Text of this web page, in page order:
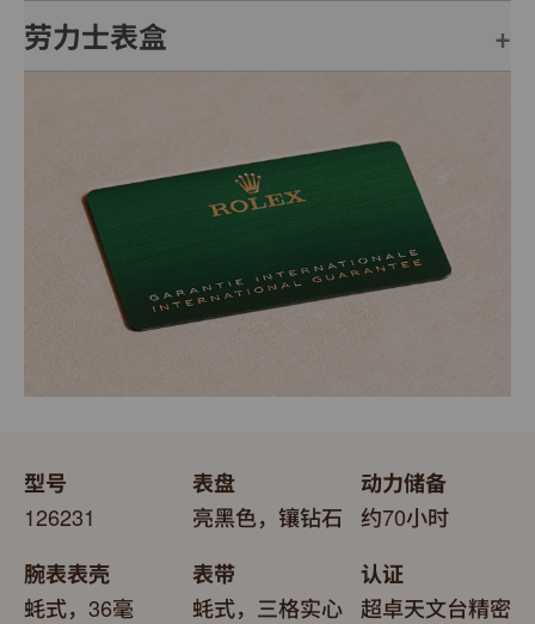
每只劳力士腕表均附有全球五年保用保证，并附上绿色印
劳力士表盒
送礼之用亦非常合适，接收礼物者会感到愉悦非常。
型号
126231
腕表表壳
蚝式，36毫
表盘
亮黑色，镶钻石
表带
蚝式，三格实心
动力储备
约70小时
认证
超卓天文台精密